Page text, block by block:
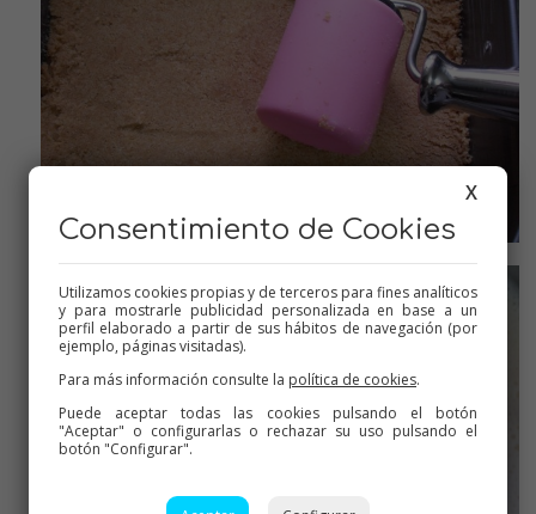
X
Consentimiento de Cookies
Utilizamos cookies propias y de terceros para fines analíticos
y para mostrarle publicidad personalizada en base a un
perfil elaborado a partir de sus hábitos de navegación (por
ejemplo, páginas visitadas).
Para más información consulte la política de cookies.
Puede aceptar todas las cookies pulsando el botón
"Aceptar" o configurarlas o rechazar su uso pulsando el
botón "Configurar".